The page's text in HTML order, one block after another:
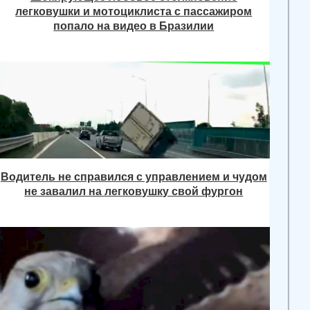
легковушки и мотоциклиста с пассажиром
попало на видео в Бразилии
Водитель не справился с управлением и чудом
не завалил на легковушку свой фургон